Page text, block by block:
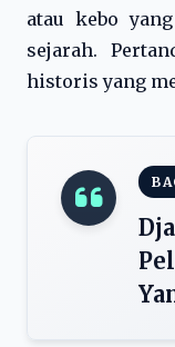
atau kebo
sejarah.
historis yang